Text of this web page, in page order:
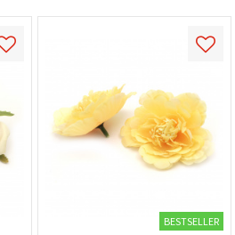
BESTSELLER